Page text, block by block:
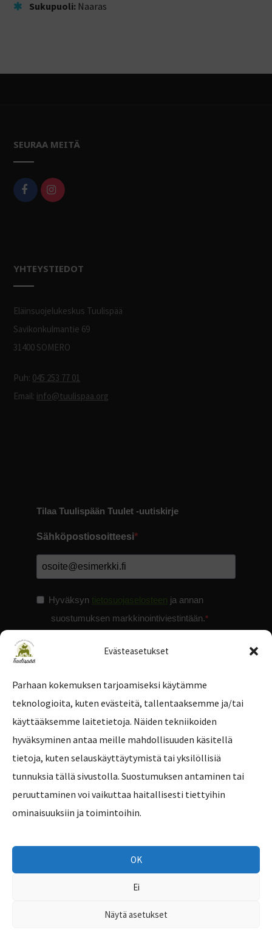
Evästeasetukset
Parhaan kokemuksen tarjoamiseksi käytämme
teknologioita, kuten evästeitä, tallentaaksemme ja/tai
käyttääksemme laitetietoja. Näiden tekniikoiden
hyväksyminen antaa meille mahdollisuuden käsitellä
tietoja, kuten selauskäyttäytymistä tai yksilöllisiä
tunnuksia tällä sivustolla. Suostumuksen antaminen tai
peruuttaminen voi vaikuttaa haitallisesti tiettyihin
ominaisuuksiin ja toimintoihin.
OK
Ei
Näytä asetukset
Sukupuoli: Naaras
SEURAA MEITÄ
YHTEYSTIEDOT
Eläinsuojelukeskus Tuulispää
Savikonkulmantie 69
31400 SOMERO
Puh: 045 253 77 01
Email: info@tuulispaa.org
Tilaa Tuulispään Tuulet -uutiskirje
Sähköpostiosoitteesi
Hyväksyn tietosuojaselosteen ja annan
suostumuksen markkinointiviestintään.
Tilaa uutiskirje
Copyright © 2026 Eläinsuojelukeskus Tuulispää